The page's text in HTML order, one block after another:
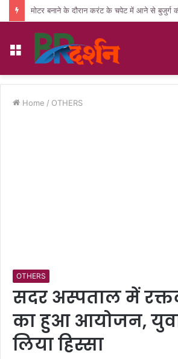
मोटर बनाने के दौरान करंट के चपेट में आने से बुजुर्ग
Menu
Home / OTHERS
OTHERS
सदर अस्पताल में
का हुआ आयोजन,
लिया हिस्सा